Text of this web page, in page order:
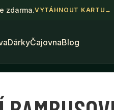
zdarma.VYTÁHNOUT KARTU →
DárkyČajovnaBlog